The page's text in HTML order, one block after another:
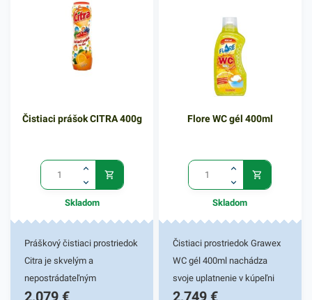
Čistiaci prášok CITRA 400g
Skladom
Práškový čistiaci prostriedok
Citra je skvelým a
nepostrádateľným
pomocníkom vo vašej
2,079 €
Flore WC gél 400ml
Skladom
Čistiaci prostriedok Grawex
WC gél 400ml nachádza
svoje uplatnenie v kúpeľni
vašej domácnosti. Je
2,749 €